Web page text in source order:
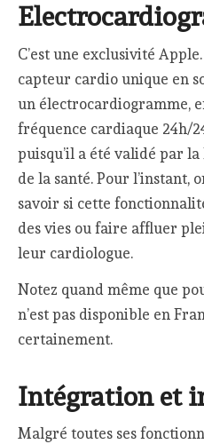
C’est une exclusivité
capteur cardio unique en
un électrocardiogramme,
fréquence cardiaque 24h/
puisqu’il a été validé par la
de la santé. Pour l’instant,
savoir si cette
des vies ou faire affluer
leur cardiologue.
Notez quand même que
n’est pas disponible en
certainement.
Intégration et
Malgré toutes ses